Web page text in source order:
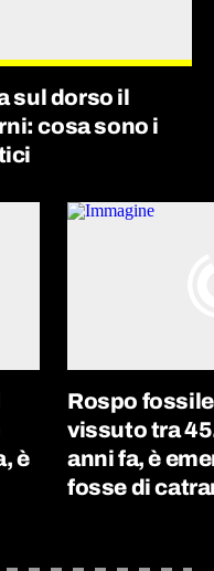
sul dorso il
cosa sono i
è
Rospo
vissuto tra
anni fa, è
fosse di